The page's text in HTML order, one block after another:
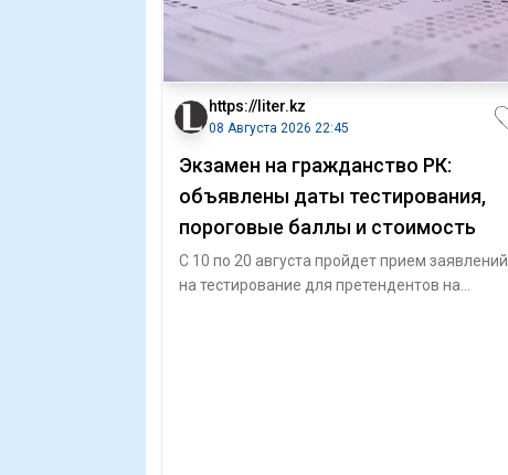
https://liter.kz
08 Августа 2026 22:45
Экзамен на гражданство РК:
объявлены даты тестирования,
пороговые баллы и стоимость
С 10 по 20 августа пройдет прием заявлений
на тестирование для претендентов на